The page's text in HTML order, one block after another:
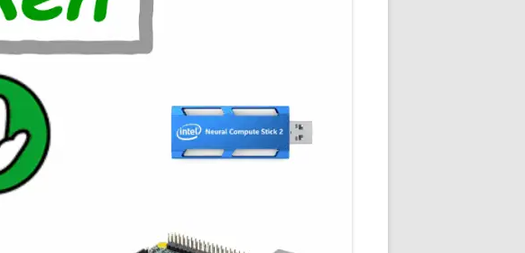
室温上昇でパソコンシャットダウンと
LINE通知
電車遅延情報をGOOGLE HOME
NOTIFIERでアナウンス
他の部屋に連絡-BY-GOOGLE-HOME-
NOTIFIER